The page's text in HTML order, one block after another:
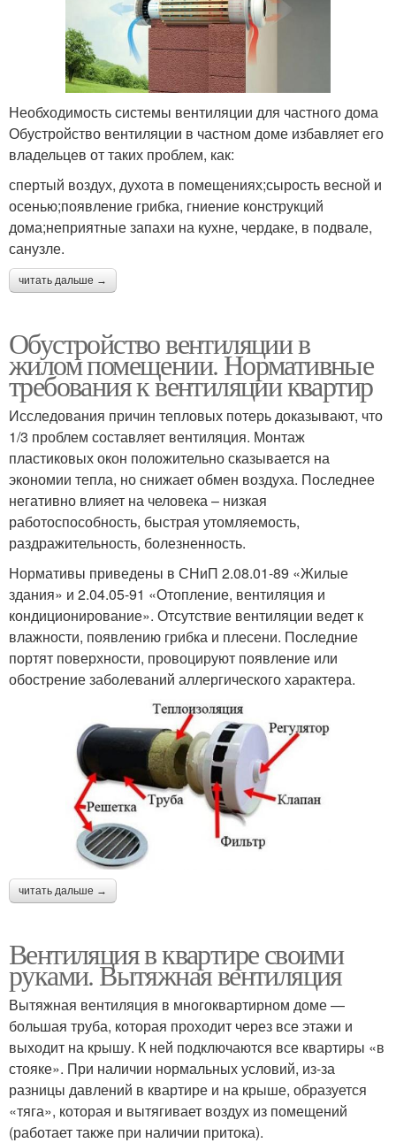
Необходимость системы вентиляции для частного дома
Обустройство вентиляции в частном доме избавляет его
владельцев от таких проблем, как:
спертый воздух, духота в помещениях;сырость весной и
осенью;появление грибка, гниение конструкций
дома;неприятные запахи на кухне, чердаке, в подвале,
санузле.
читать дальше →
Обустройство вентиляции в
жилом помещении. Нормативные
требования к вентиляции квартир
Исследования причин тепловых потерь доказывают, что
1/3 проблем составляет вентиляция. Монтаж
пластиковых окон положительно сказывается на
экономии тепла, но снижает обмен воздуха. Последнее
негативно влияет на человека – низкая
работоспособность, быстрая утомляемость,
раздражительность, болезненность.
Нормативы приведены в СНиП 2.08.01-89 «Жилые
здания» и 2.04.05-91 «Отопление, вентиляция и
кондиционирование». Отсутствие вентиляции ведет к
влажности, появлению грибка и плесени. Последние
портят поверхности, провоцируют появление или
обострение заболеваний аллергического характера.
читать дальше →
Вентиляция в квартире своими
руками. Вытяжная вентиляция
Вытяжная вентиляция в многоквартирном доме —
большая труба, которая проходит через все этажи и
выходит на крышу. К ней подключаются все квартиры «в
стояке». При наличии нормальных условий, из-за
разницы давлений в квартире и на крыше, образуется
«тяга», которая и вытягивает воздух из помещений
(работает также при наличии притока).